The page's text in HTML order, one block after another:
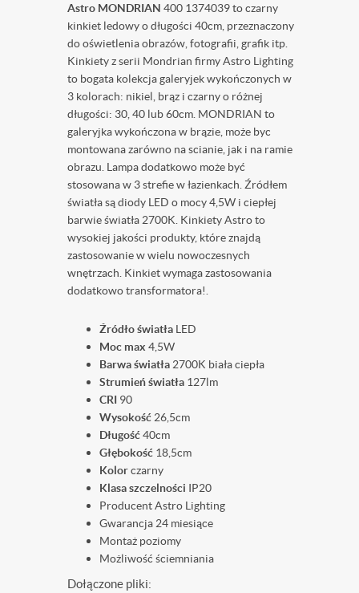
Astro MONDRIAN 400 1374039 to czarny
kinkiet ledowy o długości 40cm, przeznaczony
do oświetlenia obrazów, fotografii, grafik itp.
Kinkiety z serii Mondrian firmy Astro Lighting
to bogata kolekcja galeryjek wykończonych w
3 kolorach: nikiel, brąz i czarny o różnej
długości: 30, 40 lub 60cm. MONDRIAN to
galeryjka wykończona w brązie, może byc
montowana zarówno na scianie, jak i na ramie
obrazu. Lampa dodatkowo może być
stosowana w 3 strefie w łazienkach. Źródłem
światła są diody LED o mocy 4,5W i ciepłej
barwie światła 2700K. Kinkiety Astro to
wysokiej jakości produkty, które znajdą
zastosowanie w wielu nowoczesnych
wnętrzach. Kinkiet wymaga zastosowania
dodatkowo transformatora!.
Źródło światła LED
Moc max 4,5W
Barwa światła 2700K biała ciepła
Strumień światła 127lm
CRI 90
Wysokość 26,5cm
Długość40cm
Głębokość 18,5cm
Kolorczarny
Klasa szczelności IP20
Producent Astro Lighting
Gwarancja 24 miesiące
Montaż poziomy
Możliwość ściemniania
Dołączone pliki: